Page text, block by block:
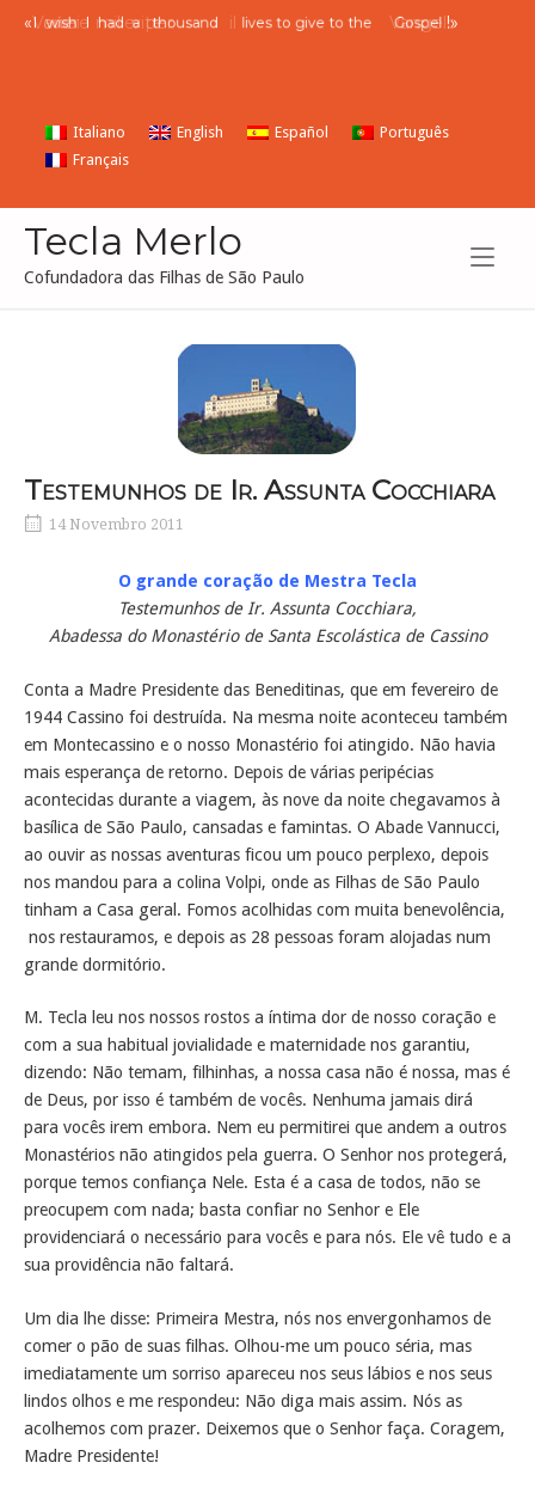
«I
Vorrei
wish
avereI had
millea
vitethousand
per lives to give to the
il Gospel
Vangelo
!»
Italiano English Español
Português
Français
Tecla Merlo
Cofundadora das Filhas de São Paulo
Testemunhos de Ir. Assunta Cocchiara
14 Novembro 2011
O grande coração de Mestra Tecla
Testemunhos de Ir. Assunta Cocchiara,
Abadessa do Monastério de Santa Escolástica de Cassino
Conta a Madre Presidente das Beneditinas, que em fevereiro de
1944 Cassino foi destruída. Na mesma noite aconteceu também
em Montecassino e o nosso Monastério foi atingido. Não havia
mais esperança de retorno. Depois de várias peripécias
acontecidas durante a viagem, às nove da noite chegavamos à
basílica de São Paulo, cansadas e famintas. O Abade Vannucci,
ao ouvir as nossas aventuras ficou um pouco perplexo, depois
nos mandou para a colina Volpi, onde as Filhas de São Paulo
tinham a Casa geral. Fomos acolhidas com muita benevolência,
nos restauramos, e depois as 28 pessoas foram alojadas num
grande dormitório.
M. Tecla leu nos nossos rostos a íntima dor de nosso coração e
com a sua habitual jovialidade e maternidade nos garantiu,
dizendo: Não temam, filhinhas, a nossa casa não é nossa, mas é
de Deus, por isso é também de vocês. Nenhuma jamais dirá
para vocês irem embora. Nem eu permitirei que andem a outros
Monastérios não atingidos pela guerra. O Senhor nos protegerá,
porque temos confiança Nele. Esta é a casa de todos, não se
preocupem com nada; basta confiar no Senhor e Ele
providenciará o necessário para vocês e para nós. Ele vê tudo e a
sua providência não faltará.
Um dia lhe disse: Primeira Mestra, nós nos envergonhamos de
comer o pão de suas filhas. Olhou-me um pouco séria, mas
imediatamente um sorriso apareceu nos seus lábios e nos seus
lindos olhos e me respondeu: Não diga mais assim. Nós as
acolhemos com prazer. Deixemos que o Senhor faça. Coragem,
Madre Presidente!